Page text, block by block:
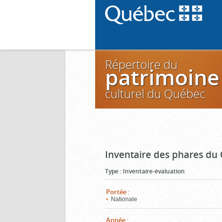
Répertoire du
patrimoine
culturel du Québec
Inventaire des phares du
Type : Inventaire-évaluation
Portée :
Nationale